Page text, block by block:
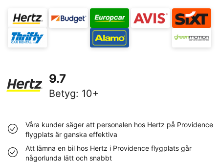
9.7
Betyg: 10+
Våra kunder säger att personalen hos Hertz på Providence
flygplats är ganska effektiva
Att lämna en bil hos Hertz i Providence flygplats går
någorlunda lätt och snabbt